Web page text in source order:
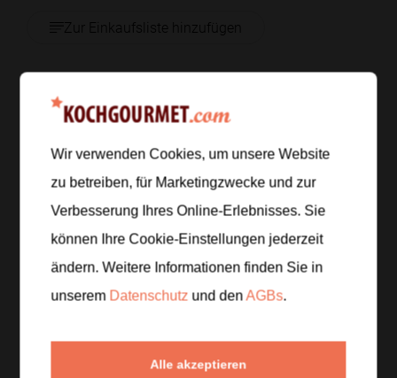
Zur Einkaufsliste hinzufügen
Zubereitung
Schritt 1/5
Die Gurken gründlich waschen und die Enden leicht
abschneiden. Währenddessen die Einmachgläser
und Deckel mit heißem Wasser ausspülen, damit
alles sauber vorbereitet ist.
Wasser, Weißweinessig, Salz und Zucker in einem
Topf aufkochen und so lange rühren, bis sich Salz
Wir verwenden Cookies, um unsere Website
zu betreiben, für Marketingzwecke und zur
Verbesserung Ihres Online-Erlebnisses. Sie
können Ihre Cookie-Einstellungen jederzeit
ändern. Weitere Informationen finden Sie in
unserem Datenschutz und denAGBs.
Alle akzeptieren